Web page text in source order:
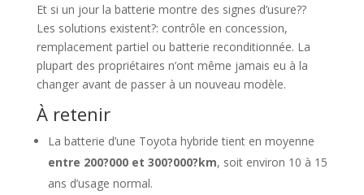
Et si un jour la batterie montre des signes d’usure??
Les solutions existent?: contrôle en concession,
remplacement partiel ou batterie reconditionnée. La
plupart des propriétaires n’ont même jamais eu à la
changer avant de passer à un nouveau modèle.
À retenir
La batterie d’une Toyota hybride tient en moyenne
entre 200?000 et 300?000?km, soit environ 10 à 15
ans d’usage normal.